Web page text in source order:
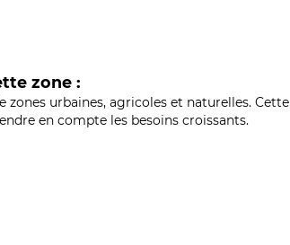
zone :
urbaines, agricoles et naturelles. Cette
en compte les besoins croissants.